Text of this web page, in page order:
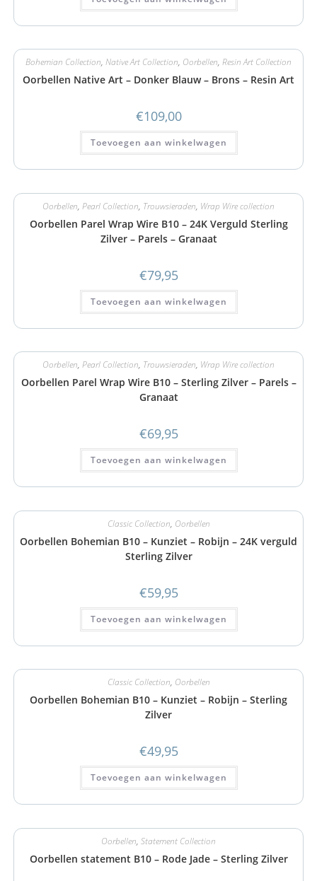
Bohemian Collection, Native Art Collection, Oorbellen, Resin Art Collection
Oorbellen Native Art – Donker Blauw – Brons – Resin Art
€109,00
Toevoegen aan winkelwagen
Oorbellen, Pearl Collection, Trouwsieraden, Wrap Wire collection
Oorbellen Parel Wrap Wire B10 – 24K Verguld Sterling
Zilver – Parels – Granaat
€79,95
Toevoegen aan winkelwagen
Oorbellen, Pearl Collection, Trouwsieraden, Wrap Wire collection
Oorbellen Parel Wrap Wire B10 – Sterling Zilver – Parels –
Granaat
€69,95
Toevoegen aan winkelwagen
Classic Collection, Oorbellen
Oorbellen Bohemian B10 – Kunziet – Robijn – 24K verguld
Sterling Zilver
€59,95
Toevoegen aan winkelwagen
Classic Collection, Oorbellen
Oorbellen Bohemian B10 – Kunziet – Robijn – Sterling
Zilver
€49,95
Toevoegen aan winkelwagen
Oorbellen, Statement Collection
Oorbellen statement B10 – Rode Jade – Sterling Zilver